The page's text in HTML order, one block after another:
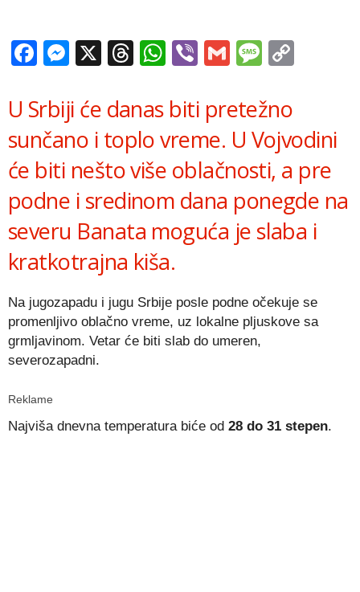
Facebook
Messenger
X Threads
WhatsApp
ViberGmail
U Srbiji će danas biti pretežno
sunčano i toplo vreme. U Vojvodini
će biti nešto više oblačnosti, a pre
podne i sredinom dana ponegde na
severu Banata moguća je slaba i
kratkotrajna kiša.
Na jugozapadu i jugu Srbije posle podne očekuje se
promenljivo oblačno vreme, uz lokalne pljuskove sa
grmljavinom. Vetar će biti slab do umeren,
severozapadni.
Reklame
Najviša dnevna temperatura biće od 28 do 31 stepen.